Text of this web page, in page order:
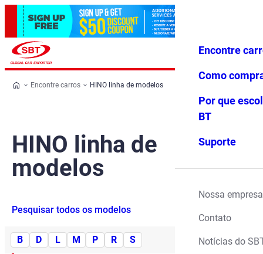
Favoritos Menu
Encontre
Como
Por que
BT
Suporte
Nossa empresa
Contato
Notícias do
Encontre carros HINO linha de modelos
HINO linha de
modelos
Pesquisar todos os modelos
B D L M P R S